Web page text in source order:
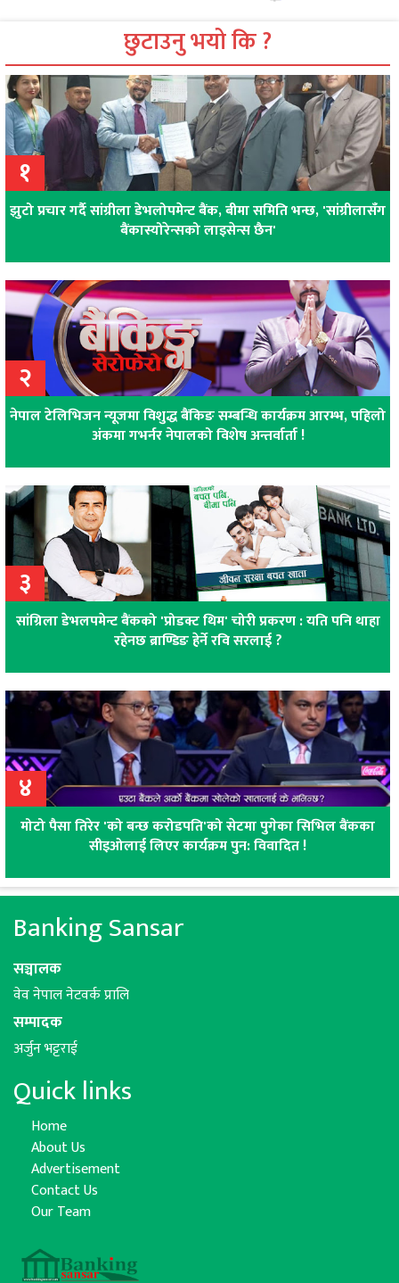
छुटाउनु भयो कि ?
१
झुटो प्रचार गर्दै सांग्रीला डेभलोपमेन्ट बैंक, बीमा समिति भन्छ, 'सांग्रीलासँग
बैंकास्योरेन्सको लाइसेन्स छैन'
२
नेपाल टेलिभिजन न्यूजमा विशुद्ध बैंकिङ सम्बन्धि कार्यक्रम आरम्भ, पहिलो
अंकमा गभर्नर नेपालको विशेष अन्तर्वार्ता !
३
सांग्रिला डेभलपमेन्ट बैंकको 'प्रोडक्ट थिम' चोरी प्रकरण : यति पनि थाहा
रहेनछ ब्राण्डिङ हेर्ने रवि सरलाई ?
४
मोटो पैसा तिरेर 'को बन्छ करोडपति'को सेटमा पुगेका सिभिल बैंकका
सीइओलाई लिएर कार्यक्रम पुन: विवादित !
Banking Sansar
सञ्चालक
वेव नेपाल नेटवर्क प्रालि
सम्पादक
अर्जुन भट्टराई
Quick links
Home
About Us
Advertisement
Contact Us
Our Team